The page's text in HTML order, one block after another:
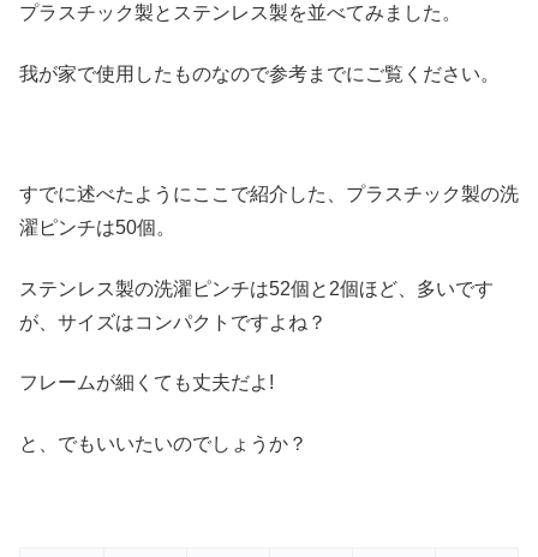
プラスチック製とステンレス製を並べてみました。
我が家で使用したものなので参考までにご覧ください。
すでに述べたようにここで紹介した、プラスチック製の洗
濯ピンチは50個。
ステンレス製の洗濯ピンチは52個と2個ほど、多いです
が、サイズはコンパクトですよね？
フレームが細くても丈夫だよ!
と、でもいいたいのでしょうか？